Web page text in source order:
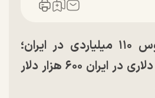
صف خرید لکسوس ۱۱۰ میلیاردی در ایران؛
خودروی ۱۱۰ هزار دلاری در ایران ۶۰۰ هزار دلار